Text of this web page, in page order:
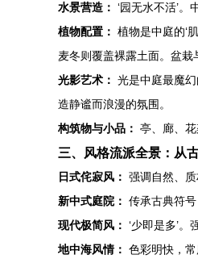
水景营造： ‘园无水不活’
植物配置： 植物是中庭的‘
麦冬则覆盖裸露土面。盆栽
光影艺术： 光是中庭最魔
造静谧而浪漫的氛围。
构筑物与小品： 亭、廊、
三、风格流派全景：从
日式侘寂风： 强调自然、
新中式庭院： 传承古典符
现代极简风： ‘少即是多’
地中海风情： 色彩明快，